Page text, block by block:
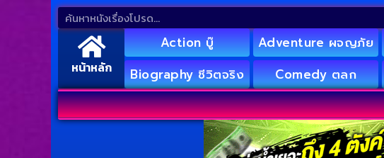
หน้าหลัก
Action บู๊ Adventure ผจญภัย
Biography ชีวิตจริง
Comedy ตลก